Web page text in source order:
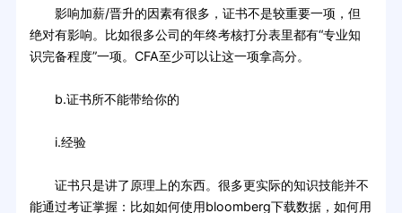
影响加薪/晋升的因素有很多，证书不是较重要一项，但
绝对有影响。比如很多公司的年终考核打分表里都有“专业知
识完备程度”一项。CFA至少可以让这一项拿高分。
b.证书所不能带给你的
i.经验
证书只是讲了原理上的东西。很多更实际的知识技能并不
能通过考证掌握：比如如何使用bloomberg下载数据，如何用